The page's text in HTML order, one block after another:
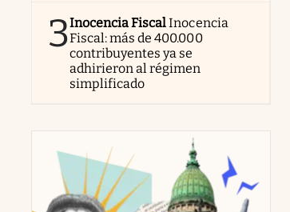
3Inocencia FiscalInocencia
Fiscal: más de 400.000
contribuyentes ya se
adhirieron al régimen
simplificado